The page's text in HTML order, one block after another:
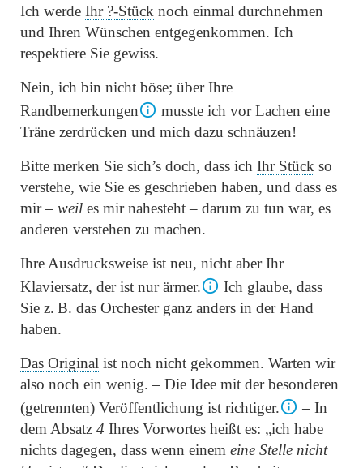
Ich werde Ihr ?-Stück noch einmal durchnehmen
und Ihren Wünschen entgegenkommen. Ich
respektiere Sie gewiss.
Nein, ich bin nicht böse; über Ihre
Randbemerkungen
musste ich vor Lachen eine
Träne zerdrücken und mich dazu schnäuzen!
Bitte merken Sie sich’s doch, dass ich Ihr Stück so
verstehe, wie Sie es geschrieben haben, und dass es
mir – weil es mir nahesteht – darum zu tun war, es
anderen verstehen zu machen.
Ihre Ausdrucksweise ist neu, nicht aber Ihr
Klaviersatz, der ist nur ärmer.
Ich glaube, dass
Sie z. B. das Orchester ganz anders in der Hand
haben.
Das Original ist noch nicht gekommen. Warten wir
also noch ein wenig. – Die Idee mit der besonderen
(getrennten) Veröffentlichung ist richtiger.
– In
dem Absatz 4 Ihres Vorwortes heißt es: „ich habe
nichts dagegen, dass wenn einem eine Stelle nicht